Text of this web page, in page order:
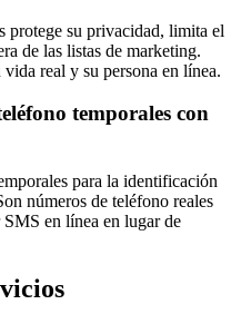
protege su privacidad, limita el
de las listas de marketing.
real y su persona en línea.
temporales con
para la identificación
números de teléfono reales
en línea en lugar de